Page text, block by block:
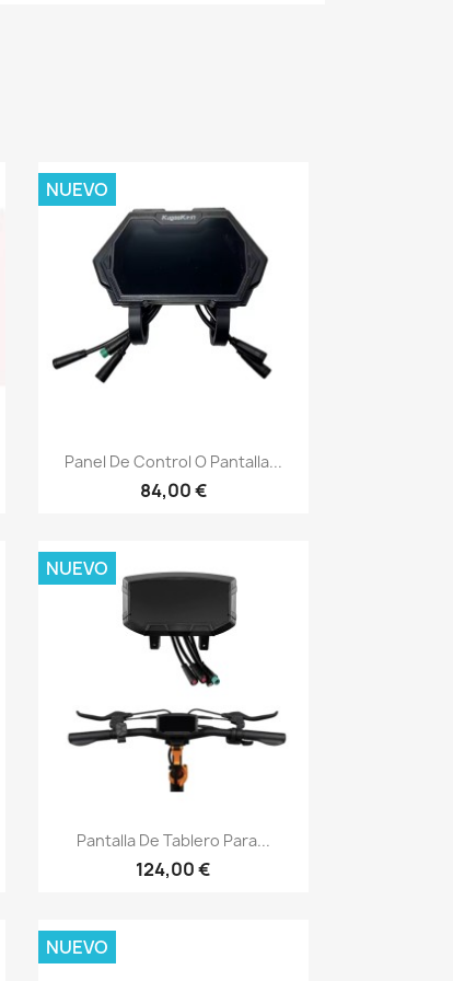
Vista rápida
Panel De Control O Pantalla...
84,00 €
NUEVO
 Vista rápida
Pantalla De Tablero Para...
124,00 €
NUEVO
NUEVO